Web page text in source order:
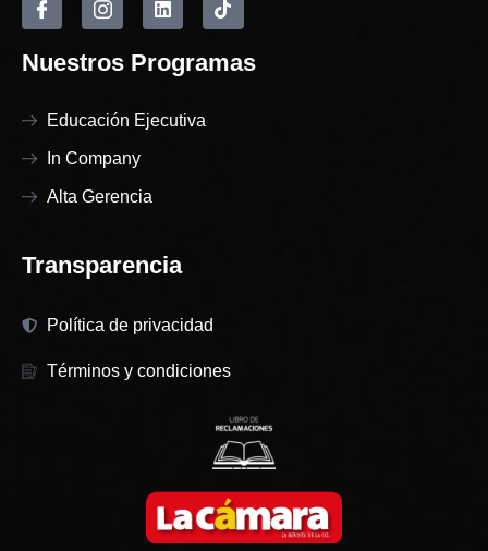
Nuestros Programas
Educación Ejecutiva
In Company
Alta Gerencia
Transparencia
Política de privacidad
Términos y condiciones